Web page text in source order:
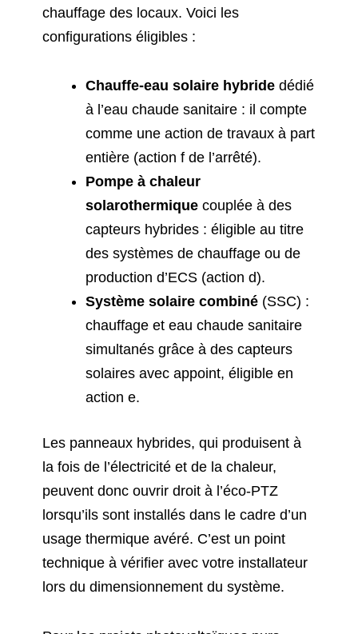
chauffage des locaux. Voici les
configurations éligibles :
Chauffe-eau solaire hybride dédié
à l’eau chaude sanitaire : il compte
comme une action de travaux à part
entière (action f de l’arrêté).
Pompe à chaleur
solarothermique couplée à des
capteurs hybrides : éligible au titre
des systèmes de chauffage ou de
production d’ECS (action d).
Système solaire combiné (SSC) :
chauffage et eau chaude sanitaire
simultanés grâce à des capteurs
solaires avec appoint, éligible en
action e.
Les panneaux hybrides, qui produisent à
la fois de l’électricité et de la chaleur,
peuvent donc ouvrir droit à l’éco-PTZ
lorsqu’ils sont installés dans le cadre d’un
usage thermique avéré. C’est un point
technique à vérifier avec votre installateur
lors du dimensionnement du système.